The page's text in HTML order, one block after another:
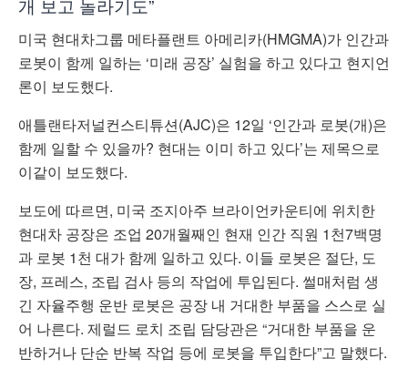
개 보고 놀라기도”
미국 현대차그룹 메타플랜트 아메리카(HMGMA)가 인간과
로봇이 함께 일하는 ‘미래 공장’ 실험을 하고 있다고 현지언
론이 보도했다.
애틀랜타저널컨스티튜션(AJC)은 12일 ‘인간과 로봇(개)은
함께 일할 수 있을까? 현대는 이미 하고 있다’는 제목으로
이같이 보도했다.
보도에 따르면, 미국 조지아주 브라이언카운티에 위치한
현대차 공장은 조업 20개월째인 현재 인간 직원 1천7백명
과 로봇 1천 대가 함께 일하고 있다. 이들 로봇은 절단, 도
장, 프레스, 조립 검사 등의 작업에 투입된다. 썰매처럼 생
긴 자율주행 운반 로봇은 공장 내 거대한 부품을 스스로 실
어 나른다. 제럴드 로치 조립 담당관은 “거대한 부품을 운
반하거나 단순 반복 작업 등에 로봇을 투입한다”고 말했다.